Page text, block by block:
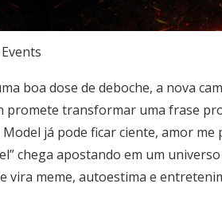
Events
boa dose de deboche, a nova
promete transformar uma frase
já pode ficar ciente, amor me
chega apostando em um
meme, autoestima e